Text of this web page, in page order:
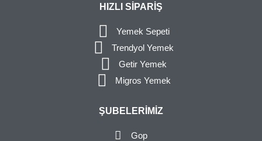
HIZLI SIPARIŞ
Yemek Sepeti
Trendyol Yemek
Getir Yemek
Migros Yemek
ŞUBELERIMIZ
Gop